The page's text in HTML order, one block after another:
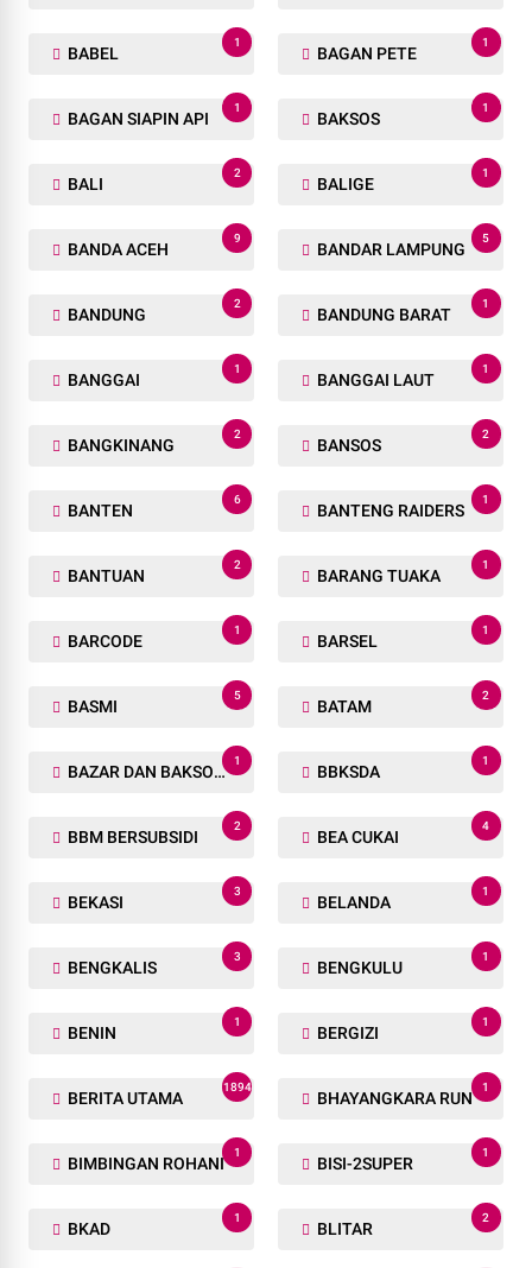
BABEL
1
BAGAN PETE
1
BAGAN SIAPIN API
1
BAKSOS
1
BALI
2
BALIGE
1
BANDA ACEH
9
BANDAR LAMPUNG
5
BANDUNG
2
BANDUNG BARAT
1
BANGGAI
1
BANGGAI LAUT
1
BANGKINANG
2
BANSOS
2
BANTEN
6
BANTENG RAIDERS
1
BANTUAN
2
BARANG TUAKA
1
BARCODE
1
BARSEL
1
BASMI
5
BATAM
2
BAZAR DAN BAKSOS RAMADHAN
1
BBKSDA
1
BBM BERSUBSIDI
2
BEA CUKAI
4
BEKASI
3
BELANDA
1
BENGKALIS
3
BENGKULU
1
BENIN
1
BERGIZI
1
BERITA UTAMA
1894
BHAYANGKARA RUN
1
BIMBINGAN ROHANI
1
BISI-2SUPER
1
BKAD
1
BLITAR
2